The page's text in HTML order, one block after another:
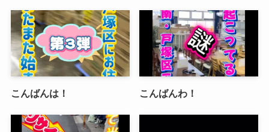
こんばんは！ こんばんわ！